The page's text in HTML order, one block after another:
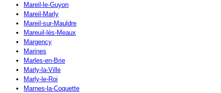
Mareil-le-Guyon
Mareil-Marly
Mareil-sur-Mauldre
Mareuil-lès-Meaux
Margency
Marines
Marles-en-Brie
Marly-la-Ville
Marly-le-Roi
Marnes-la-Coquette